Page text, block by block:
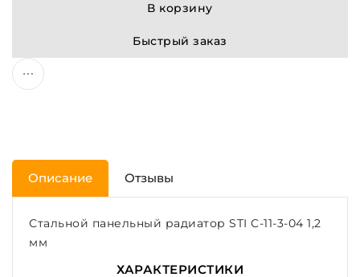
В корзину
Быстрый заказ
Описание Отзывы
Стальной панельный радиатор STI C-11-3-04 1,2
мм
ХАРАКТЕРИСТИКИ